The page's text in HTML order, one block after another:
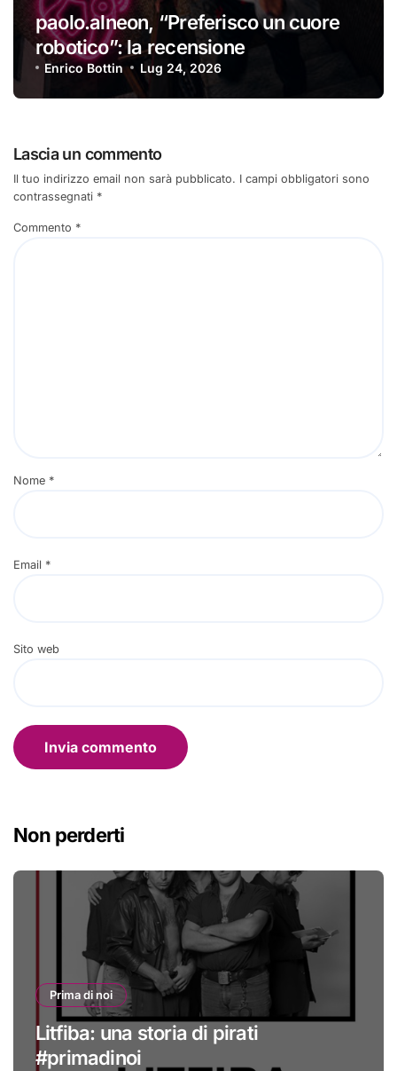
paolo.alneon, “Preferisco un cuore
robotico”: la recensione
Enrico Bottin Lug 24, 2026
Lascia un commento
Il tuo indirizzo email non sarà pubblicato. I campi obbligatori sono
contrassegnati *
Commento *
Nome *
Email *
Sito web
Non perderti
Prima di noi
Litfiba: una storia di pirati
#primadinoi